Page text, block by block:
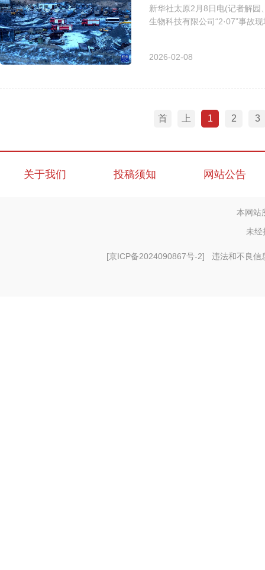
新华社太原2月8日电(记者解
生物科技有限公司“2·07”事故
2026-02-08
首
上
页
1 2 3
关于我们 投稿须知 网站公告
本网站
未经
[京ICP备2024090867号-2] 违法和不良信